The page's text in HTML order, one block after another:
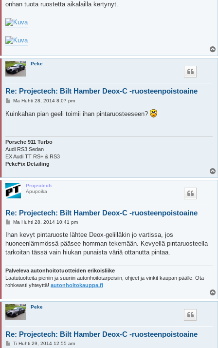
onhan tuota ruostetta aikalailla kertynyt.
l
Peke
Re: Projectech: Bilt Hamber Deox-C -ruosteenpoistoaine
V
e
s
Ma Huhti 28, 2014 8:07 pm
Kuinkahan pian geeli toimii ihan pintaruosteeseen?
Porsche 911 Turbo
Audi RS3 Sedan
EX Audi TT RS+ & RS3
PekeFix Detailing
l
Projectech
Apupoika
Re: Projectech: Bilt Hamber Deox-C -ruosteenpoistoaine
V
e
t
i
Ma Huhti 28, 2014 10:41 pm
Ihan kevyt pintaruoste lähtee Deox-gelilläkin jo vartissa, jos
huoneenlämmössä pääsee homman tekemään. Kevyellä pintaruosteella
tarkoitan tässä vain hiukan punaista väriä ottanutta pintaa.
Palveleva autonhoitotuotteiden erikoisliike
Laatutuotteita pieniin ja suuriin autonhoitotarpeisiin, ohjeet ja vinkit kaupan päälle. Ota
rohkeasti yhteyttä! autonhoitokauppa.fi
l
Peke
Re: Projectech: Bilt Hamber Deox-C -ruosteenpoistoaine
VTi Huhti 29, 2014 12:55 am